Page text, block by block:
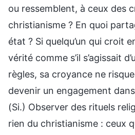
ou ressemblent, à ceux des
christianisme ? En quoi
état ? Si quelqu’un qui croit
vérité comme s’il s’agissait
règles, sa croyance ne
devenir un engagement
(Si.) Observer des rituels
rien du christianisme : ceux